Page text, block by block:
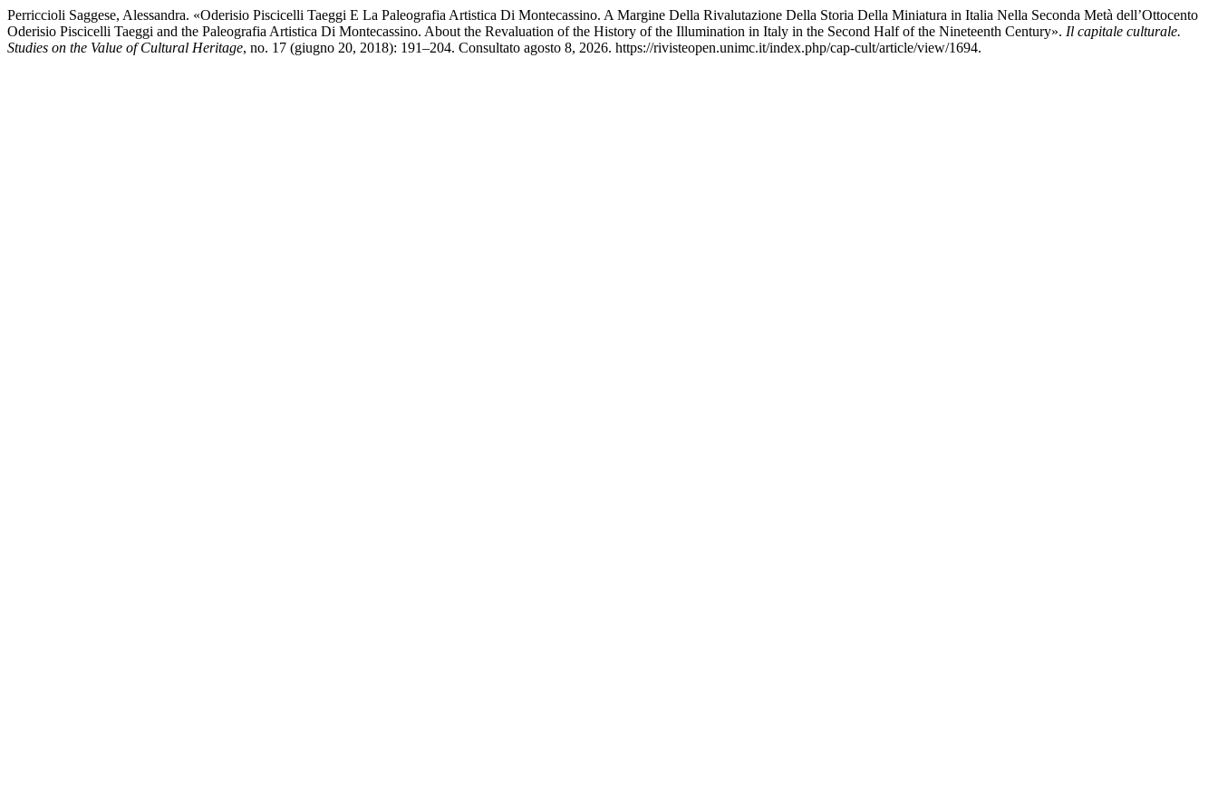
Perriccioli Saggese, Alessandra. «Oderisio Piscicelli Taeggi E La Paleografia Artistica Di Montecassino. A Margine Della Rivalutazione Della Storia Della Miniatura in Italia Nella Seconda Metà dell’Ottocento
Oderisio Piscicelli Taeggi and the Paleografia Artistica Di Montecassino. About the Revaluation of the History of the Illumination in Italy in the Second Half of the Nineteenth Century». Il capitale culturale.
Studies on the Value of Cultural Heritage, no. 17 (giugno 20, 2018): 191–204. Consultato agosto 8, 2026. https://rivisteopen.unimc.it/index.php/cap-cult/article/view/1694.